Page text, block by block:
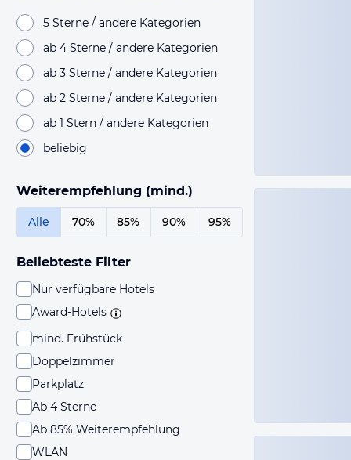
5 Sterne / andere Kategorien
ab 4 Sterne / andere Kategorien
ab 3 Sterne / andere Kategorien
ab 2 Sterne / andere Kategorien
ab 1 Stern / andere Kategorien
beliebig
Weiterempfehlung (mind.)
Alle 70% 85% 90% 95%
Beliebteste Filter
Nur verfügbare Hotels
Award-Hotels
mind. Frühstück
Doppelzimmer
Parkplatz
Ab 4 Sterne
Ab 85% Weiterempfehlung
WLAN